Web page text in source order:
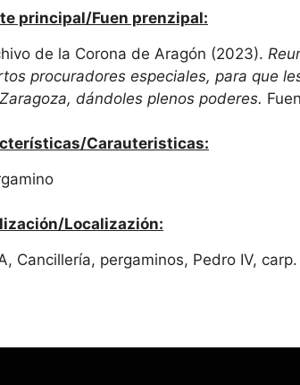
principal/Fuen prenzipal:
de la Corona de Aragón (2023).
procuradores especiales, para que
dándoles plenos poderes.
Carauteristicas:
Localizazión:
Cancillería, pergaminos, Pedro IV,